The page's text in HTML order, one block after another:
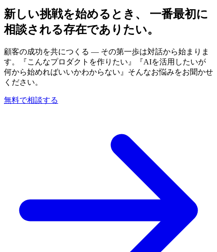
新しい挑戦を始めるとき、 一番最初に
相談される存在でありたい。
顧客の成功を共につくる — その第一歩は対話から始まりま
す。『こんなプロダクトを作りたい』『AIを活用したいが
何から始めればいいかわからない』そんなお悩みをお聞かせ
ください。
無料で相談する